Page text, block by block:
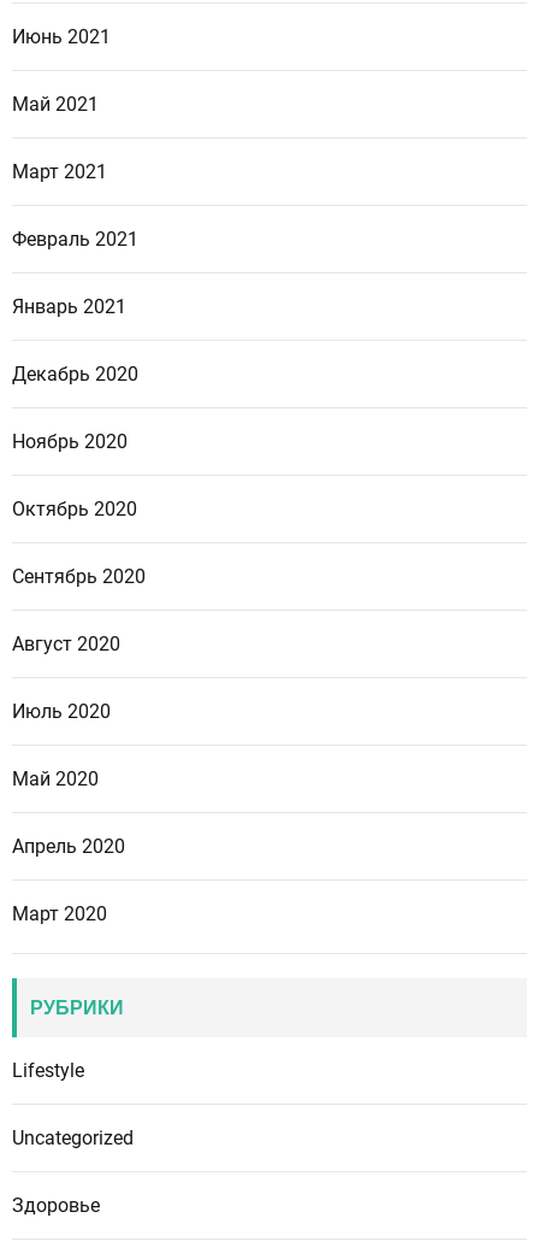
Июнь 2021
Май 2021
Март 2021
Февраль 2021
Январь 2021
Декабрь 2020
Ноябрь 2020
Октябрь 2020
Сентябрь 2020
Август 2020
Июль 2020
Май 2020
Апрель 2020
Март 2020
РУБРИКИ
Lifestyle
Uncategorized
Здоровье